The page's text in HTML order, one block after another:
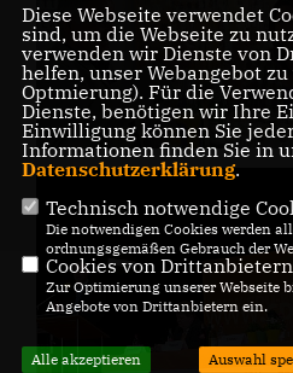
Diese Webseite verwendet
sind, um die Webseite zu
verwenden wir Dienste von
helfen, unser Webangebot
Optmierung). Für die
Dienste, benötigen wir Ihre
Einwilligung können Sie
Informationen finden Sie in
Datenschutzerklärung.
Technisch notwendige
Die notwendigen Cookies werden
ordnungsgemäßen Gebrauch der
Cookies von
Zur Optimierung unserer Webseite
Angebote von Drittanbietern ein.
Alle akzeptieren Auswahl